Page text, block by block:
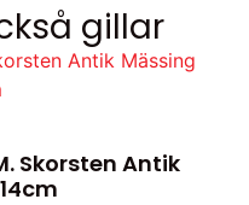
gillar
Skorsten Antik